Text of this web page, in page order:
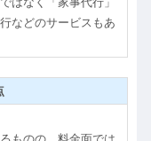
などのサービスもあ